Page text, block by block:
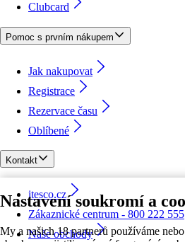
Nastavení soukromí a
My a našich 18 partnerů používáme
Clubcard
Pomoc s prvním nákupem
Jak nakupovat
Registrace
Rezervace času
Oblíbené
Kontakt
itesco.cz
Zákaznické centrum - 800 222 555
Naše obchody